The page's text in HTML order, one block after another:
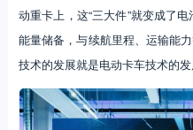
动重卡上，这“三大件”就变成了
能量储备，与续航里程、运输能
技术的发展就是电动卡车技术的发